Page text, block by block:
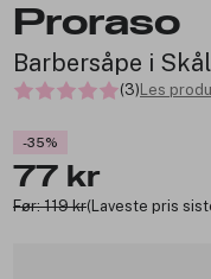
Proraso
Barbersåpe i
(3) Les
-35%
77 kr
Før: 119 kr(Laveste pris